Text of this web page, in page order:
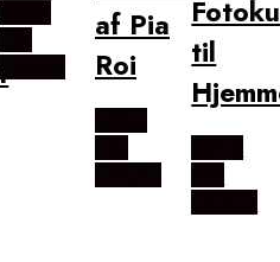
af Pia
Roi
til